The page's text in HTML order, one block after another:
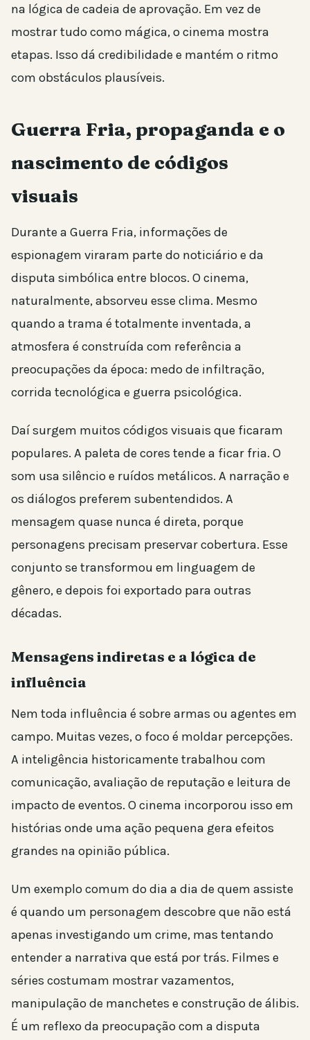
na lógica de cadeia de aprovação. Em vez de
mostrar tudo como mágica, o cinema mostra
etapas. Isso dá credibilidade e mantém o ritmo
com obstáculos plausíveis.
Guerra Fria, propaganda e o
nascimento de códigos
visuais
Durante a Guerra Fria, informações de
espionagem viraram parte do noticiário e da
disputa simbólica entre blocos. O cinema,
naturalmente, absorveu esse clima. Mesmo
quando a trama é totalmente inventada, a
atmosfera é construída com referência a
preocupações da época: medo de infiltração,
corrida tecnológica e guerra psicológica.
Daí surgem muitos códigos visuais que ficaram
populares. A paleta de cores tende a ficar fria. O
som usa silêncio e ruídos metálicos. A narração e
os diálogos preferem subentendidos. A
mensagem quase nunca é direta, porque
personagens precisam preservar cobertura. Esse
conjunto se transformou em linguagem de
gênero, e depois foi exportado para outras
décadas.
Mensagens indiretas e a lógica de
influência
Nem toda influência é sobre armas ou agentes em
campo. Muitas vezes, o foco é moldar percepções.
A inteligência historicamente trabalhou com
comunicação, avaliação de reputação e leitura de
impacto de eventos. O cinema incorporou isso em
histórias onde uma ação pequena gera efeitos
grandes na opinião pública.
Um exemplo comum do dia a dia de quem assiste
é quando um personagem descobre que não está
apenas investigando um crime, mas tentando
entender a narrativa que está por trás. Filmes e
séries costumam mostrar vazamentos,
manipulação de manchetes e construção de álibis.
É um reflexo da preocupação com a disputa